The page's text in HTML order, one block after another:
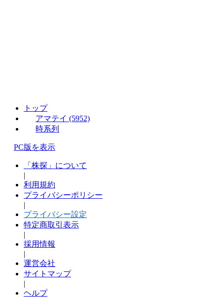
トップ
アマテイ (5952)
時系列
PC版を表示
「株探」について
|
利用規約
プライバシーポリシー
|
プライバシー設定
特定商取引表示
|
採用情報
|
運営会社
サイトマップ
|
ヘルプ